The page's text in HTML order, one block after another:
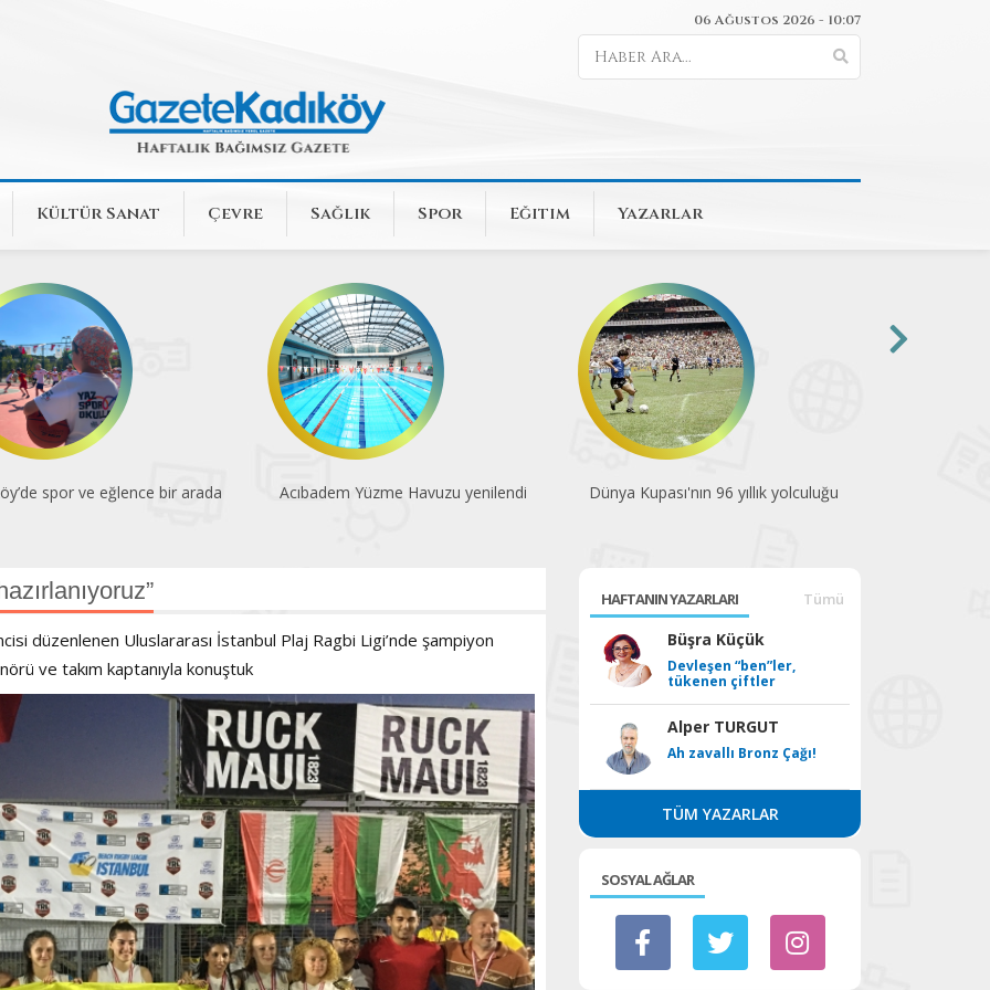
06 Ağustos 2026 - 10:07
Kültür Sanat Çevre Sağlık Spor Eğitim Yazarlar
Yüzme Havuzu yenilendi Dünya Kupası'nın 96 yıllık yolculuğu Pedallar çevre için döndü
düzenlenen Uluslararası İstanbul Plaj Ragbi Ligi’nde şampiyon
ve takım kaptanıyla konuştuk
HAFTANIN YAZARLARI Tümü
Büşra Küçük
Devleşen “ben”ler,
tükenen çiftler
Alper TURGUT
Ah zavallı Bronz Çağı!
TÜM YAZARLAR
SOSYAL AĞLAR